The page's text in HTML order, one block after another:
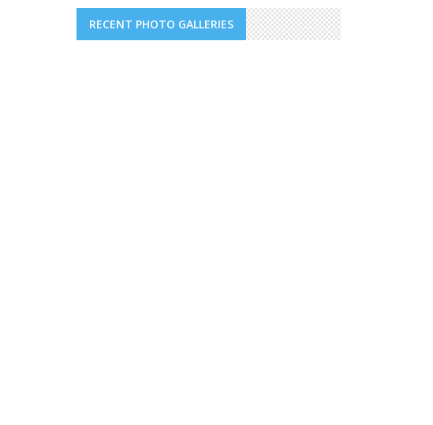
RECENT PHOTO GALLERIES